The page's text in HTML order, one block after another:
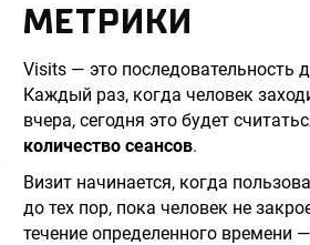
МЕТРИКИ
Visits — это последовательность
Каждый раз, когда человек
вчера, сегодня это будет
количество сеансов.
Визит начинается, когда
до тех пор, пока человек не
течение определенного времени